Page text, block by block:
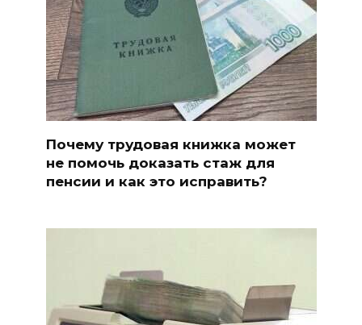
Почему трудовая книжка может
не помочь доказать стаж для
пенсии и как это исправить?